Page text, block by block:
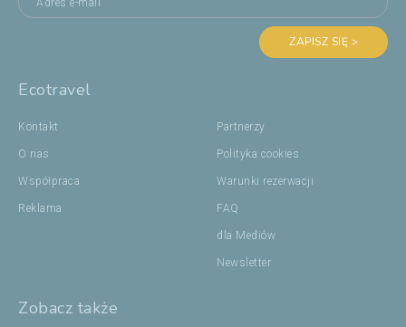
ZAPISZ SIĘ >
Ecotravel
Kontakt
O nas
Współpraca
Reklama
Partnerzy
Polityka cookies
Warunki rezerwacji
FAQ
dla Mediów
Newsletter
Zobacz także